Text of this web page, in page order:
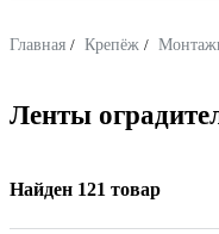
Главная / Крепёж /
Ленты
Найден 121 товар